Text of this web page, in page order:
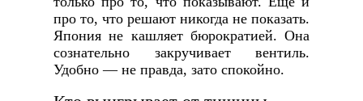
про то, что решают никогда не показать.
Япония не кашляет бюрократией. Она
сознательно закручивает вентиль.
Удобно — не правда, зато спокойно.